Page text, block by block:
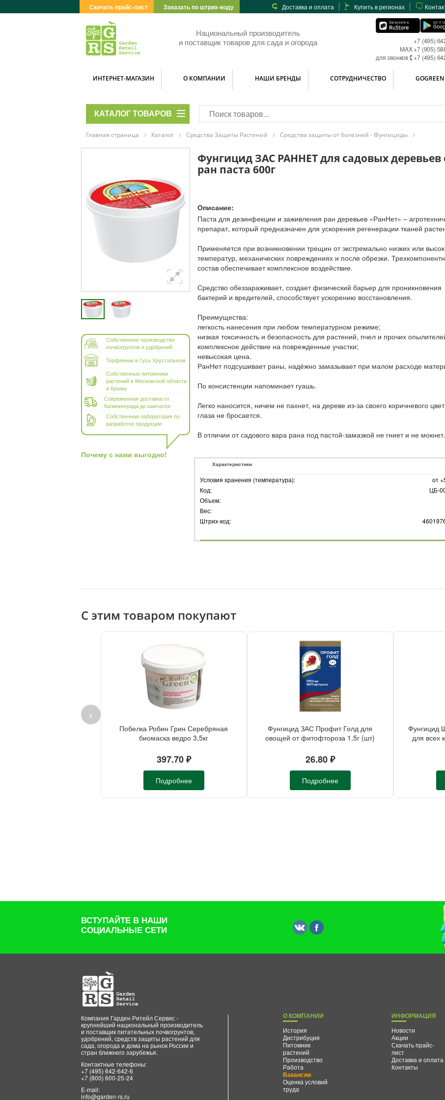
Скачать прайс-лист Заказать по штрих-коду Доставка и оплата Купить в регионах
Национальный производитель
и поставщик товаров для сада и огорода
+7 (495)
MAX +7 (905)
для звонков 🕻 +7 (495)
ИНТЕРНЕТ-МАГАЗИН О КОМПАНИИ НАШИ БРЕНДЫ СОТРУДНИЧЕСТВО GOGREEN
КАТАЛОГ ТОВАРОВ
Главная страница Каталог Средства Защиты Растений Средства защиты от болезней - Фунгициды
Собственное производство
почвогрунтов и удобрений
Торфянник в Гусь Хрустальном
Собственные питомники
растений в Московской области
и Крыму
Современная доставка от
Калининграда до камчатки
Собственная лаборатория по
разработке продукции
Почему с нами выгодно!
Фунгицид ЗАС РАННЕТ для садовых деревьев
ран паста 600г
Описание:
Паста для дезинфекции и заживления ран деревьев «РанНет» –
препарат, который предназначен для ускорения регенерации тканей
Применяется при возникновении трещин от экстремально низких или
температур, механических повреждениях и после обрезки.
состав обеспечивает комплексное воздействие.
Средство обеззараживает, создает физический барьер для проникновения
бактерий и вредителей, способствует ускорению восстановления.
Преимущества:
легкость нанесения при любом температурном режиме;
низкая токсичность и безопасность для растений, пчел и прочих
комплексное действие на поврежденные участки;
невысокая цена.
РанНет подсушивает раны, надёжно замазывает при малом расходе
По консистенции напоминает гуашь.
Легко наносится, ничем не пахнет, на дереве из-за своего коричневого
глаза не бросается.
В отличии от садового вара рана под пастой-замазкой не гниет и не мокнет.
Характеристики
Условия хранения (температура):
от
Код:
ЦБ-
Объем:
Вес:
Штрих-код:
С этим товаром покупают
‹
Побелка Робин Грин Серебряная
биомаска ведро 3,5кг
397.70 ₽
Подробнее
Фунгицид ЗАС Профит Голд для
овощей от фитофтороза 1,5г (шт)
26.80 ₽
Подробнее
Фунгицид
для всех
ВСТУПАЙТЕ В НАШИ
СОЦИАЛЬНЫЕ СЕТИ
Компания Гарден Ритейл Сервис -
крупнейший национальный производитель
и поставщик питательных почвогрунтов,
удобрений, средств защиты растений для
сада, огорода и дома на рынок России и
стран ближнего зарубежья.
Контактные телефоны:
+7 (495) 642-642-6
+7 (800) 600-25-24
E-mail:
info@garden-rs.ru
О КОМПАНИИ
История
Дистрибуция
Питомник
растений
Производство
Работа
Вакансии
Оценка условий
труда
ИНФОРМАЦИЯ
Новости
Акции
Скачать прайс-
лист
Доставка и оплата
Контакты